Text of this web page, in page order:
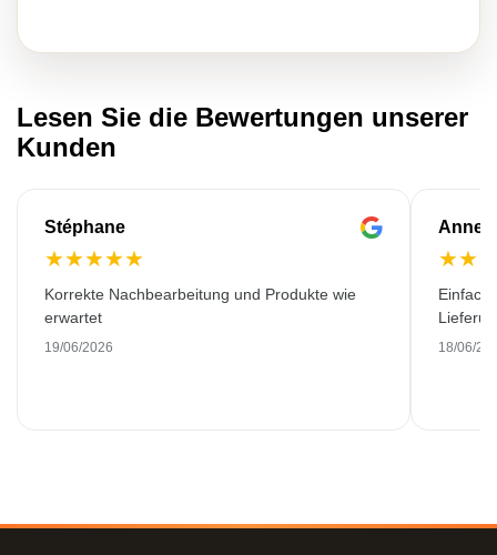
Lesen Sie die Bewertungen unserer
Kunden
Stéphane
★★★★★
Korrekte Nachbearbeitung und Produkte wie
erwartet
19/06/2026
Anne-
★★
18/06/